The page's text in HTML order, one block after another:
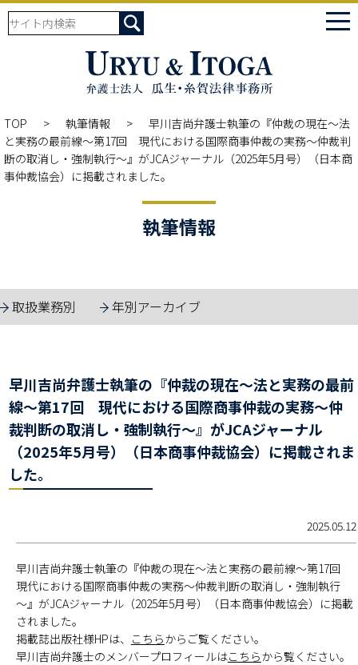
TOP 執筆情報
早川吉尚弁護士執筆の『仲裁の現在～法
と実務の最前線～第17回 現代における国際商事仲裁の実務～仲裁判
断の取消し・強制執行～』がJCAジャーナル（2025年5月号）（日本商
事仲裁協会）に掲載されました。
執筆情報
取扱業務別 年別アーカイブ
早川吉尚弁護士執筆の『仲裁の現在～法と実務の最前
線～第17回 現代における国際商事仲裁の実務～仲
裁判断の取消し・強制執行～』がJCAジャーナル
（2025年5月号）（日本商事仲裁協会）に掲載されま
した。
2025.05.12
早川吉尚弁護士執筆の『仲裁の現在～法と実務の最前線～第17回
現代における国際商事仲裁の実務～仲裁判断の取消し・強制執行
～』がJCAジャーナル（2025年5月号）（日本商事仲裁協会）に掲載
されました。
掲載誌出版社様HPは、 こちらからご覧ください。
早川吉尚弁護士のメンバープロフィールはこちらから覧ください。